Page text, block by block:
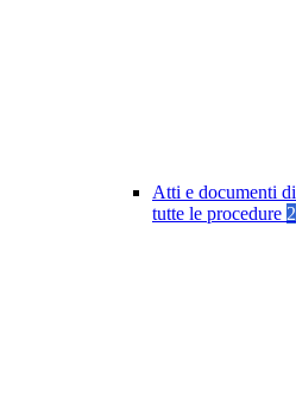
Atti e documenti
tutte le procedure 2